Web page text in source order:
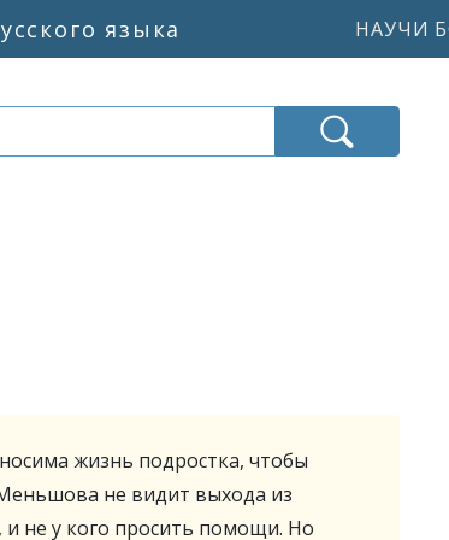
языка НАУЧИ
жизнь подростка, чтобы
не видит выхода из
и не у кого просить помощи. Но